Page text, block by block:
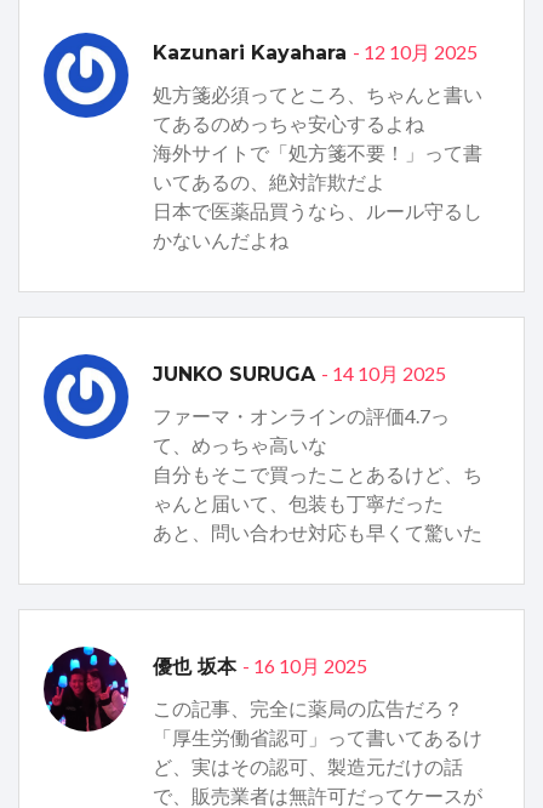
Kazunari Kayahara - 12 10月 2025
処方箋必須ってところ、ちゃんと書い
てあるのめっちゃ安心するよね
海外サイトで「処方箋不要！」って書
いてあるの、絶対詐欺だよ
日本で医薬品買うなら、ルール守るし
かないんだよね
JUNKO SURUGA - 14 10月 2025
ファーマ・オンラインの評価4.7っ
て、めっちゃ高いな
自分もそこで買ったことあるけど、ち
ゃんと届いて、包装も丁寧だった
あと、問い合わせ対応も早くて驚いた
優也 坂本 - 16 10月 2025
この記事、完全に薬局の広告だろ？
「厚生労働省認可」って書いてあるけ
ど、実はその認可、製造元だけの話
で、販売業者は無許可だってケースが